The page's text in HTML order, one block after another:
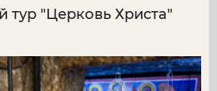
тур "Церковь Христа"